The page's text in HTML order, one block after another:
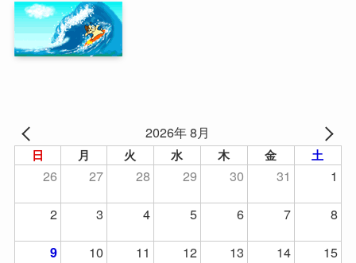
2026年 8月
日 月 火 水 木 金 土
26 27 28 29 30 31
1
2
3 4 5 6 7 8
9 10 11 12 13 14
15